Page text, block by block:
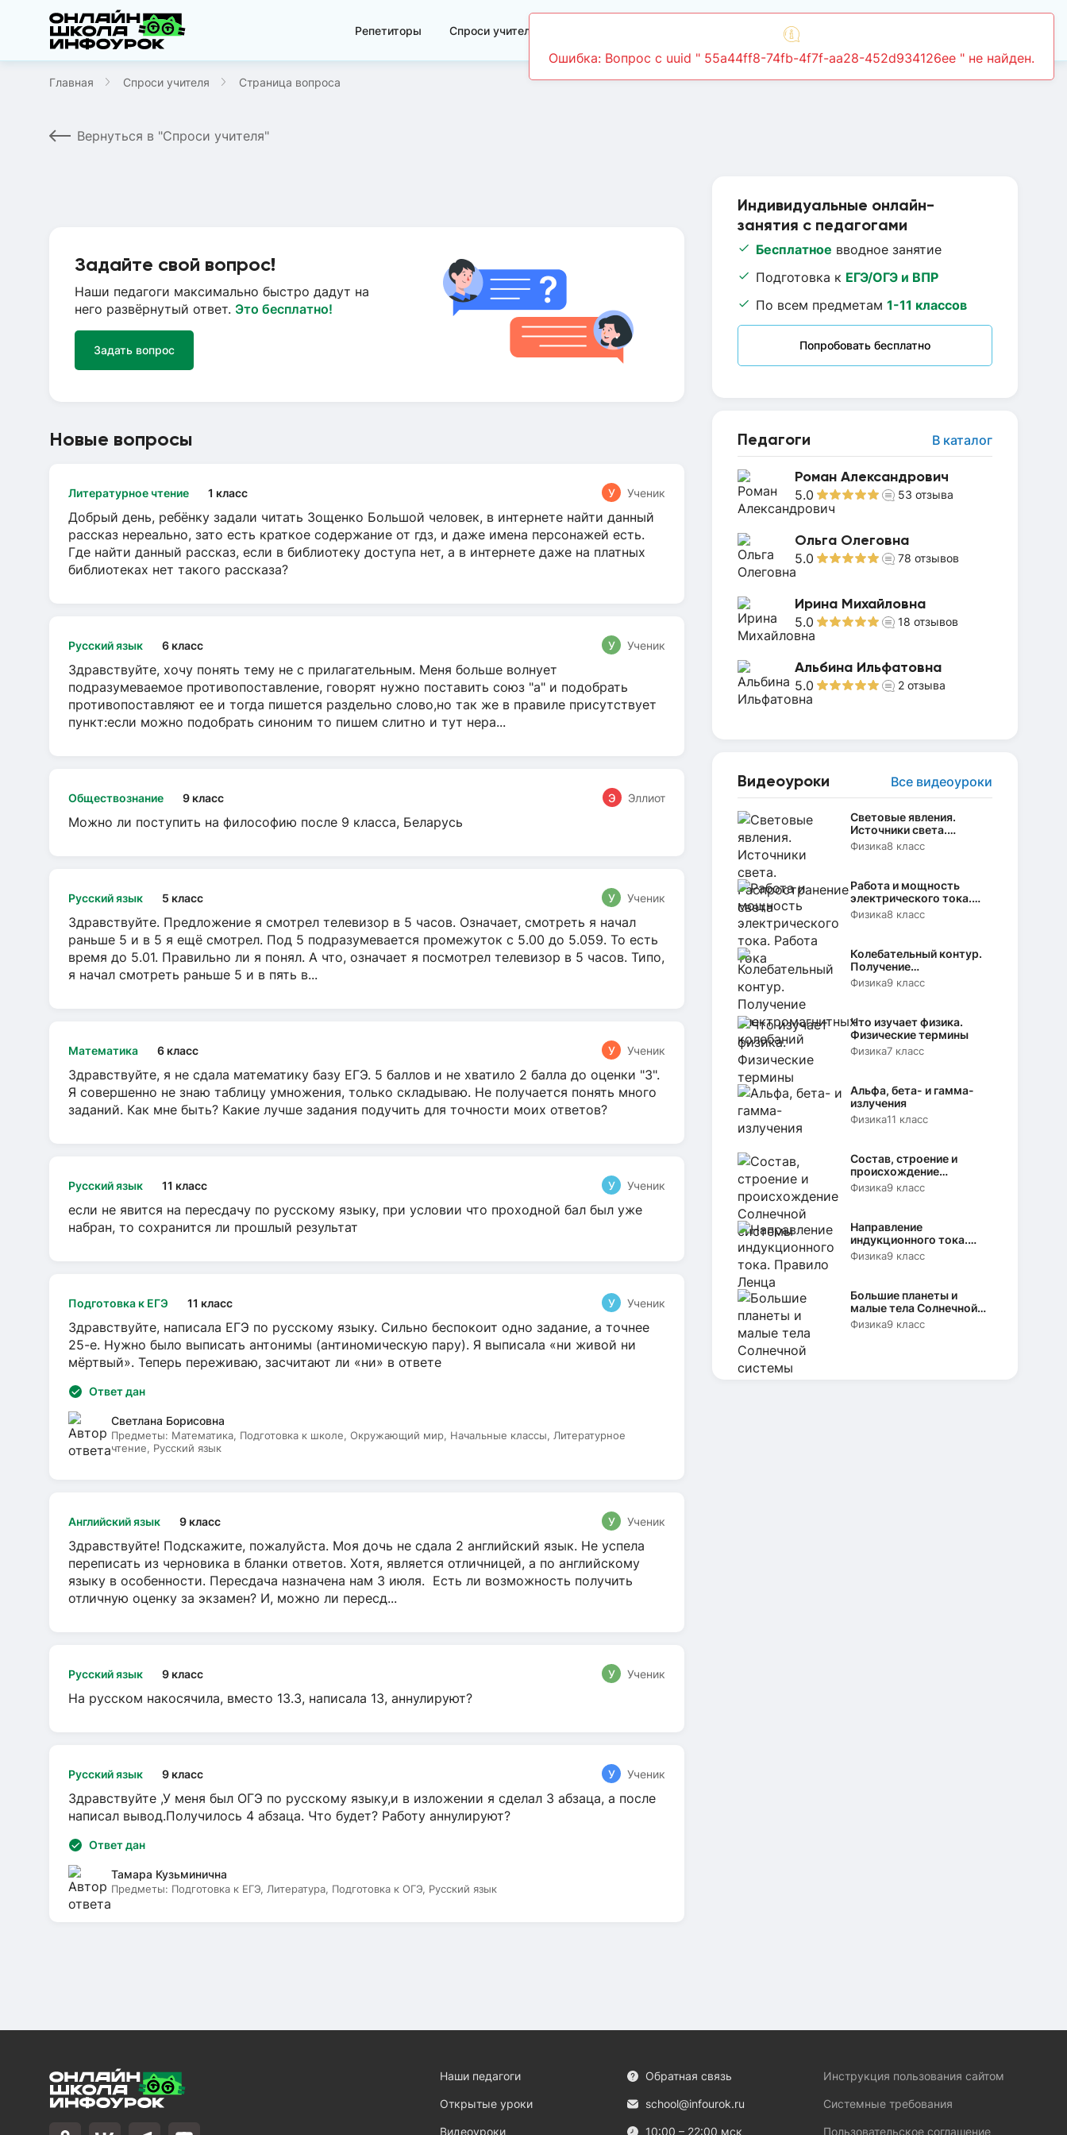
Репетиторы Спроси учителя
Ошибка: Вопрос c uuid " 55a44ff8-74fb-4f7f-aa28-452d934126ee " не найден.
Главная Спроси учителя Страница вопроса
Вернуться в "Спроси учителя"
Индивидуальные онлайн-
занятия с педагогами
Бесплатное вводное занятие
Подготовка к ЕГЭ/ОГЭ и ВПР
По всем предметам 1-11 классов
Попробовать бесплатно
Педагоги В каталог
Роман Александрович
5.0 53 отзыва
Ольга Олеговна
5.0 78 отзывов
Ирина Михайловна
5.0 18 отзывов
Альбина Ильфатовна
5.0 2 отзыва
Видеоуроки Все видеоуроки
Световые явления.
Источники света.
Распространение света
Физика8 класс
Работа и мощность
электрического тока.
Работа тока
Физика8 класс
Колебательный контур.
Получение
электромагнитных
колебаний
Физика9 класс
Что изучает физика.
Физические термины
Физика7 класс
Альфа, бета- и гамма-
излучения
Физика11 класс
Состав, строение и
происхождение
Солнечной системы
Физика9 класс
Направление
индукционного тока.
Правило Ленца
Физика9 класс
Большие планеты и
малые тела Солнечной
системы
Физика9 класс
Задайте свой вопрос!
Наши педагоги максимально быстро дадут на
него развёрнутый ответ. Это бесплатно!
Задать вопрос
Новые вопросы
Литературное чтение 1 класс У Ученик
Добрый день, ребёнку задали читать Зощенко Большой человек, в интернете найти данный
рассказ нереально, зато есть краткое содержание от гдз, и даже имена персонажей есть.
Где найти данный рассказ, если в библиотеку доступа нет, а в интернете даже на платных
библиотеках нет такого рассказа?
Русский язык 6 класс У Ученик
Здравствуйте, хочу понять тему не с прилагательным. Меня больше волнует
подразумеваемое противопоставление, говорят нужно поставить союз "а" и подобрать
противопоставляют ее и тогда пишется раздельно слово,но так же в правиле присутствует
пункт:если можно подобрать синоним то пишем слитно и тут нера...
Обществознание 9 класс Э Эллиот
Можно ли поступить на философию после 9 класса, Беларусь
Русский язык 5 класс У Ученик
Здравствуйте. Предложение я смотрел телевизор в 5 часов. Означает, смотреть я начал
раньше 5 и в 5 я ещё смотрел. Под 5 подразумевается промежуток с 5.00 до 5.059. То есть
время до 5.01. Правильно ли я понял. А что, означает я посмотрел телевизор в 5 часов. Типо,
я начал смотреть раньше 5 и в пять в...
Математика 6 класс У Ученик
Здравствуйте, я не сдала математику базу ЕГЭ. 5 баллов и не хватило 2 балла до оценки "3".
Я совершенно не знаю таблицу умножения, только складываю. Не получается понять много
заданий. Как мне быть? Какие лучше задания подучить для точности моих ответов?
Русский язык 11 класс У Ученик
если не явится на пересдачу по русскому языку, при условии что проходной бал был уже
набран, то сохранится ли прошлый результат
Подготовка к ЕГЭ 11 класс У Ученик
Здравствуйте, написала ЕГЭ по русскому языку. Сильно беспокоит одно задание, а точнее
25-е. Нужно было выписать антонимы (антиномическую пару). Я выписала «ни живой ни
мёртвый». Теперь переживаю, засчитают ли «ни» в ответе
Ответ дан
Светлана Борисовна
Предметы: Математика, Подготовка к школе, Окружающий мир, Начальные классы, Литературное
чтение, Русский язык
Английский язык 9 класс У Ученик
Здравствуйте! Подскажите, пожалуйста. Моя дочь не сдала 2 английский язык. Не успела
переписать из черновика в бланки ответов. Хотя, является отличницей, а по английскому
языку в особенности. Пересдача назначена нам 3 июля. Есть ли возможность получить
отличную оценку за экзамен? И, можно ли пересд...
Русский язык 9 класс У Ученик
На русском накосячила, вместо 13.3, написала 13, аннулируют?
Русский язык 9 класс У Ученик
Здравствуйте ,У меня был ОГЭ по русскому языку,и в изложении я сделал 3 абзаца, а после
написал вывод.Получилось 4 абзаца. Что будет? Работу аннулируют?
Ответ дан
Тамара Кузьминична
Предметы: Подготовка к ЕГЭ, Литература, Подготовка к ОГЭ, Русский язык
Наши педагоги
Открытые уроки
Видеоуроки
Обратная связь
school@infourok.ru
10:00 – 22:00 мск
Инструкция пользования сайтом
Системные требования
Пользовательское соглашение